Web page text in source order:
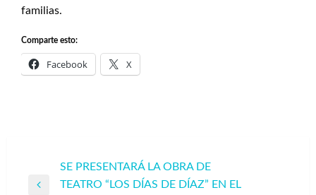
familias.
Comparte esto:
Facebook X
Navegación
de
SE PRESENTARÁ LA OBRA DE
TEATRO “LOS DÍAS DE DÍAZ” EN EL